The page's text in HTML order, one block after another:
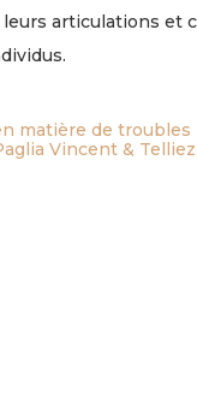
articulations et
matière de
Vincent &